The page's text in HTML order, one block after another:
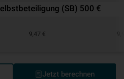
(SB) 500 €
9,47 €
Jetzt berechnen